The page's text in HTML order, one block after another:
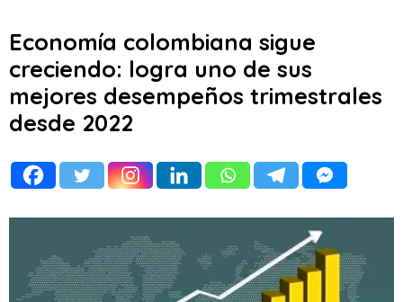
Economía colombiana sigue
creciendo: logra uno de sus
mejores desempeños trimestrales
desde 2022